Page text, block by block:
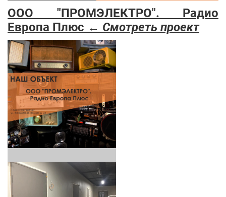
ООО "ПРОМЭЛЕКТРО". Радио
Европа Плюс ← Смотреть проект